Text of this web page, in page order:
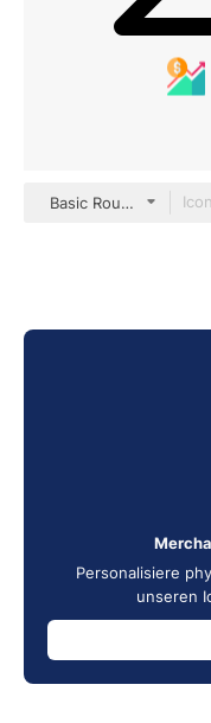
Basic Rounded Lineal
Personalisiere
unseren